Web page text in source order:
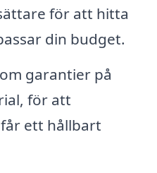
för att hitta
din budget.
garantier på
för att
ett hållbart